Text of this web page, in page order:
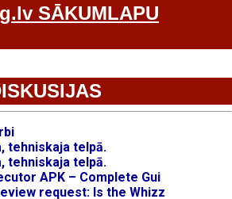
SĀKUMLAPU